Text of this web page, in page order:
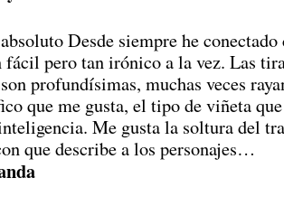
Desde siempre he conectado
fácil pero tan irónico a la vez. Las
profundísimas, muchas veces
que me gusta, el tipo de viñeta
Me gusta la soltura del
que describe a los personajes…